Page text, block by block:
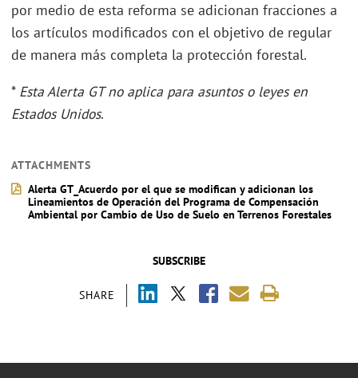
SUBSCRIBE
SHARE
por medio de esta reforma se adicionan fracciones a
los artículos modificados con el objetivo de regular
de manera más completa la protección forestal.
* Esta Alerta GT no aplica para asuntos o leyes en
Estados Unidos.
ATTACHMENTS
Alerta GT_Acuerdo por el que se modifican y adicionan los
Lineamientos de Operación del Programa de Compensación
Ambiental por Cambio de Uso de Suelo en Terrenos Forestales